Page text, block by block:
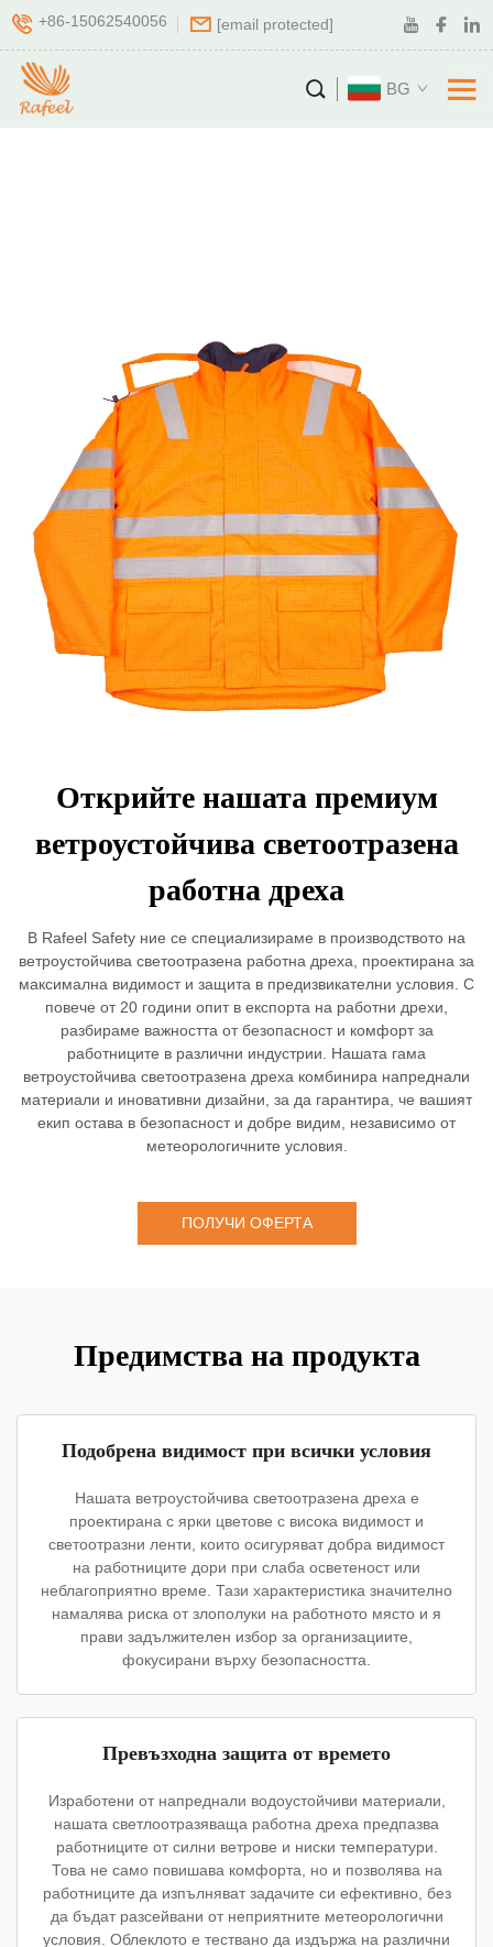
+86-15062540056 [email protected]
BG
Открийте нашата премиум
ветроустойчива светоотразена
работна дреха
В Rafeel Safety ние се специализираме в производството на
ветроустойчива светоотразена работна дреха, проектирана за
максимална видимост и защита в предизвикателни условия. С
повече от 20 години опит в експорта на работни дрехи,
разбираме важността от безопасност и комфорт за
работниците в различни индустрии. Нашата гама
ветроустойчива светоотразена дреха комбинира напреднали
материали и иновативни дизайни, за да гарантира, че вашият
екип остава в безопасност и добре видим, независимо от
метеорологичните условия.
ПОЛУЧИ ОФЕРТА
Предимства на продукта
Подобрена видимост при всички условия
Нашата ветроустойчива светоотразена дреха е
проектирана с ярки цветове с висока видимост и
светоотразни ленти, които осигуряват добра видимост
на работниците дори при слаба осветеност или
неблагоприятно време. Тази характеристика значително
намалява риска от злополуки на работното място и я
прави задължителен избор за организациите,
фокусирани върху безопасността.
Превъзходна защита от времето
Изработени от напреднали водоустойчиви материали,
нашата светлоотразяваща работна дреха предпазва
работниците от силни ветрове и ниски температури.
Това не само повишава комфорта, но и позволява на
работниците да изпълняват задачите си ефективно, без
да бъдат разсейвани от неприятните метеорологични
условия. Облеклото е тествано да издържа на различни